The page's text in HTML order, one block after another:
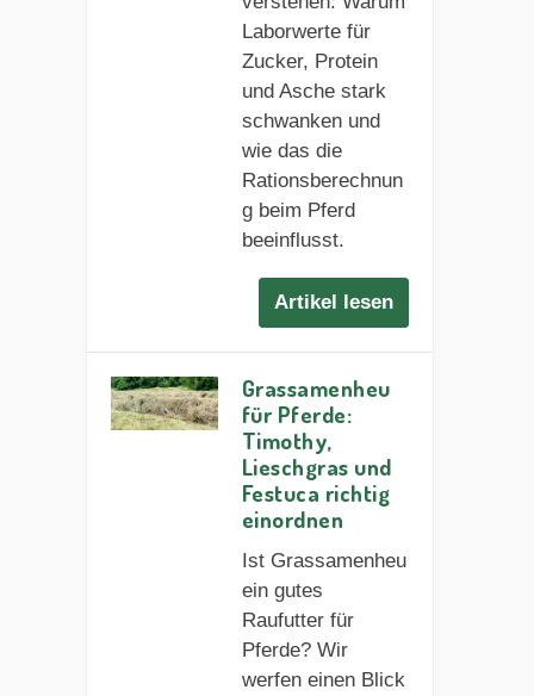
Laborwerte für
Zucker, Protein
und Asche stark
schwanken und
wie das die
Rationsberechnun
g beim Pferd
beeinflusst.
Artikel lesen
Grassamenheu
für Pferde:
Timothy,
Lieschgras und
Festuca richtig
einordnen
Ist Grassamenheu
ein gutes
Raufutter für
Pferde? Wir
werfen einen Blick